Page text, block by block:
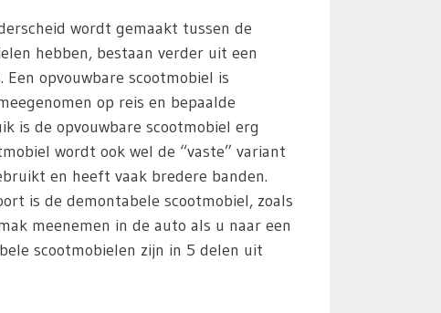
wordt gemaakt tussen de
hebben, bestaan verder uit een
opvouwbare scootmobiel is
op reis en bepaalde
is de opvouwbare scootmobiel erg
wordt ook wel de “vaste” variant
en heeft vaak bredere banden.
is de demontabele scootmobiel, zoals
meenemen in de auto als u naar een
scootmobielen zijn in 5 delen uit